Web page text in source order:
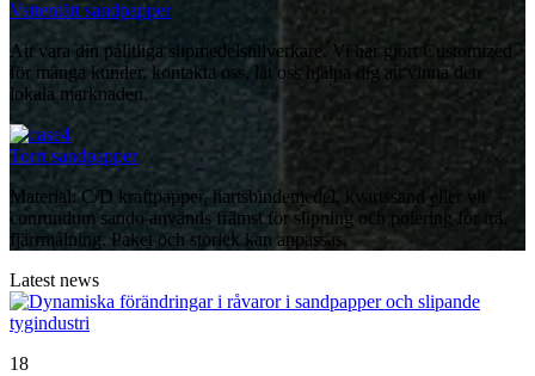
Vattentätt sandpapper
Att vara din pålitliga slipmedelstillverkare. Vi har gjort Customized
för många kunder, kontakta oss, låt oss hjälpa dig att vinna den
lokala marknaden.
Torrt sandpapper
Material: C/D kraftpapper, hartsbindemedel, kvartssand eller vit
conrundum sando används främst för slipning och polering för trä,
fjärrmålning. Paket och storlek kan anpassas.
Latest news
18